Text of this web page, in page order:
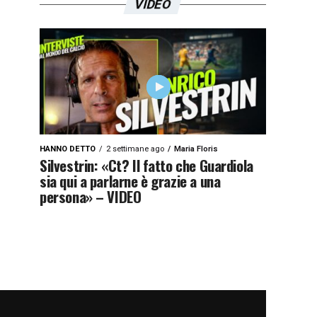
VIDEO
HANNO DETTO 2 settimane ago Maria Floris
Silvestrin: «Ct? Il fatto che Guardiola
sia qui a parlarne è grazie a una
persona» – VIDEO